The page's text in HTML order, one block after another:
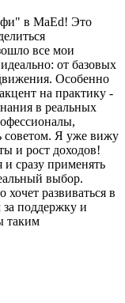
в MaEd! Это
все мои
от базовых
Особенно
на практику -
в реальных
советом. Я уже вижу
и рост доходов!
и сразу применять
выбор.
развиваться в
за поддержку и
таким